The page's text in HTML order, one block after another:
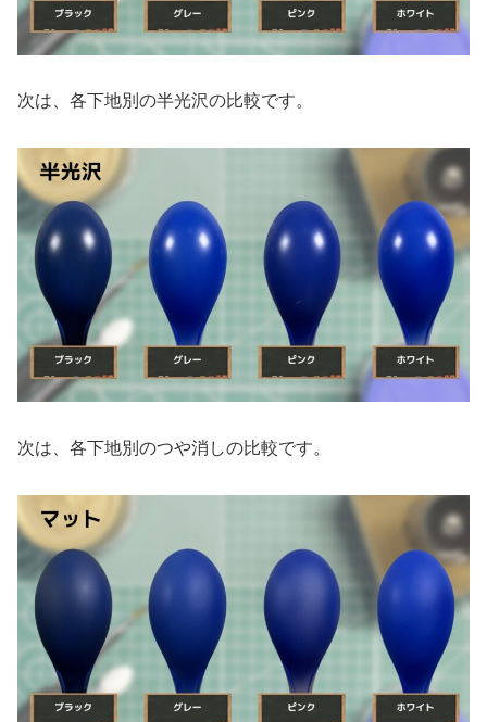
次は、各下地別の半光沢の比較です。
次は、各下地別のつや消しの比較です。